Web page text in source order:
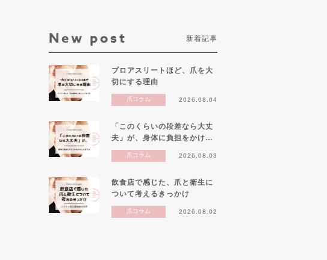
New post 新着記事
プロアスリートほど、爪を大
切にする理由
爪コラム 2026.08.04
「このくらいの段差なら大丈
夫」が、身体に負担をかけ…
爪コラム 2026.08.03
飲食店で感じた、爪と衛生に
ついて考えるきっかけ
爪コラム 2026.08.02